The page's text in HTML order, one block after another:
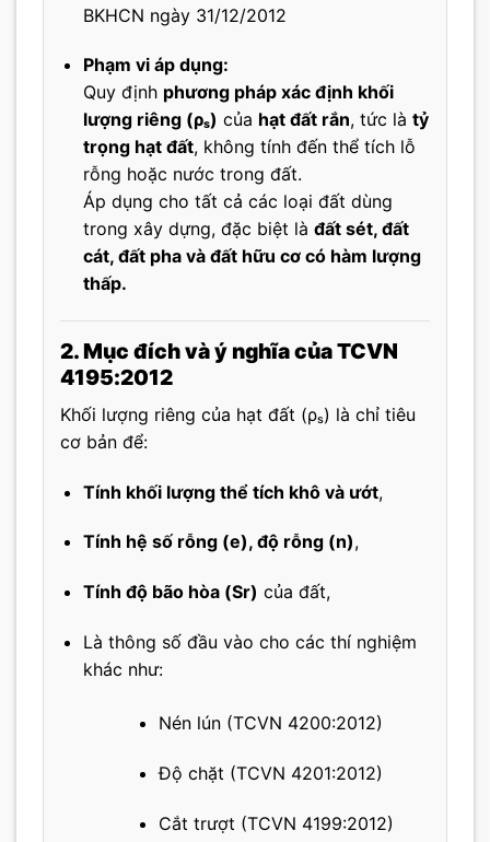
BKHCN ngày 31/12/2012
Phạm vi áp dụng:
Quy định phương pháp xác định khối
lượng riêng (ρₛ) của hạt đất rắn, tức là tỷ
trọng hạt đất, không tính đến thể tích lỗ
rỗng hoặc nước trong đất.
Áp dụng cho tất cả các loại đất dùng
trong xây dựng, đặc biệt là đất sét, đất
cát, đất pha và đất hữu cơ có hàm lượng
thấp.
2. Mục đích và ý nghĩa của TCVN
4195:2012
Khối lượng riêng của hạt đất (ρₛ) là chỉ tiêu
cơ bản để:
Tính khối lượng thể tích khô và ướt,
Tính hệ số rỗng (e), độ rỗng (n),
Tính độ bão hòa (Sr) của đất,
Là thông số đầu vào cho các thí nghiệm
khác như:
Nén lún (TCVN 4200:2012)
Độ chặt (TCVN 4201:2012)
Cắt trượt (TCVN 4199:2012)